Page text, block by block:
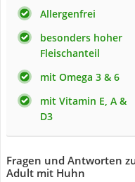
Allergenfrei
besonders hoher
Fleischanteil
mit Omega 3 & 6
mit Vitamin E, A &
D3
Fragen und Antworten
Adult mit Huhn